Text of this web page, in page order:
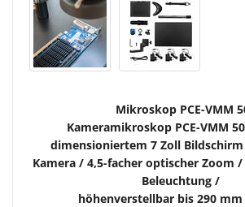
Mikroskop PCE-VMM
Kameramikroskop PCE-VMM
dimensioniertem 7 Zoll
Kamera / 4,5-facher optischer Zoom
Beleuchtung /
höhenverstellbar bis 290